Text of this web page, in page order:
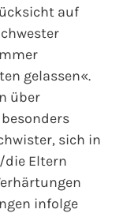
auf
gelassen«.
über
sich in
Eltern
infolge